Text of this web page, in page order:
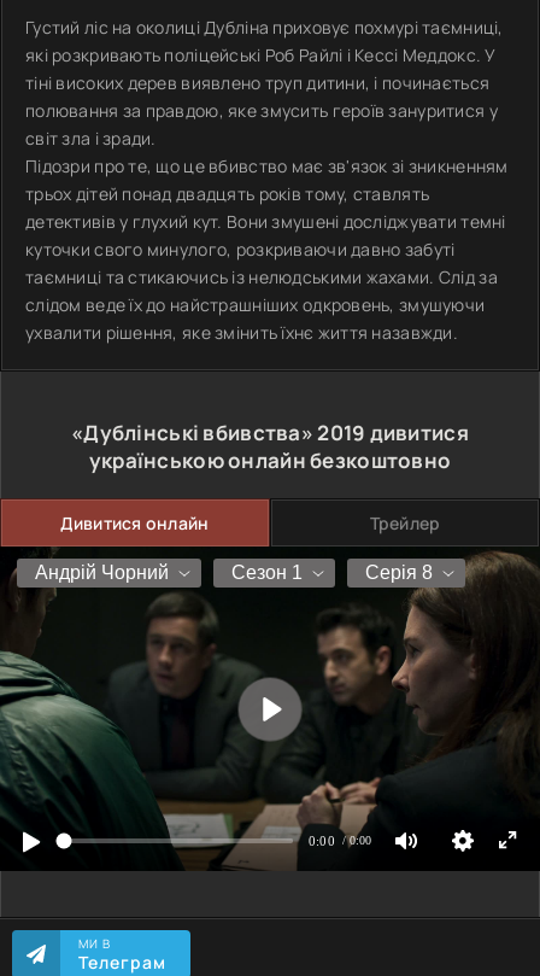
Густий ліс на околиці Дубліна приховує похмурі таємниці,
які розкривають поліцейські Роб Райлі і Кессі Меддокс. У
тіні високих дерев виявлено труп дитини, і починається
полювання за правдою, яке змусить героїв зануритися у
світ зла і зради.
Підозри про те, що це вбивство має зв'язок зі зникненням
трьох дітей понад двадцять років тому, ставлять
детективів у глухий кут. Вони змушені досліджувати темні
куточки свого минулого, розкриваючи давно забуті
таємниці та стикаючись із нелюдськими жахами. Слід за
слідом веде їх до найстрашніших одкровень, змушуючи
ухвалити рішення, яке змінить їхнє життя назавжди.
«Дублінські вбивства»2019 дивитися
українською онлайн безкоштовно
Дивитися онлайн Трейлер
МИ В
Телеграм